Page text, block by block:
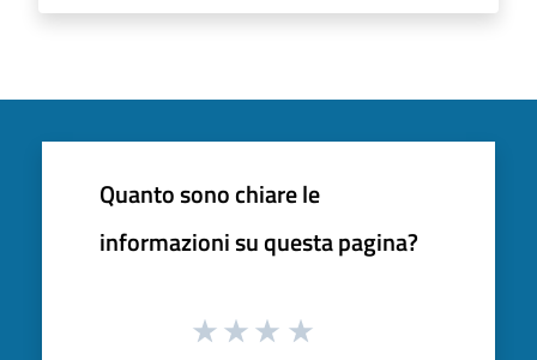
Quanto sono chiare le
informazioni su questa pagina?